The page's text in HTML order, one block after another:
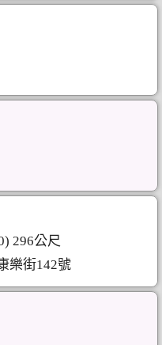
296公尺
樂街142號